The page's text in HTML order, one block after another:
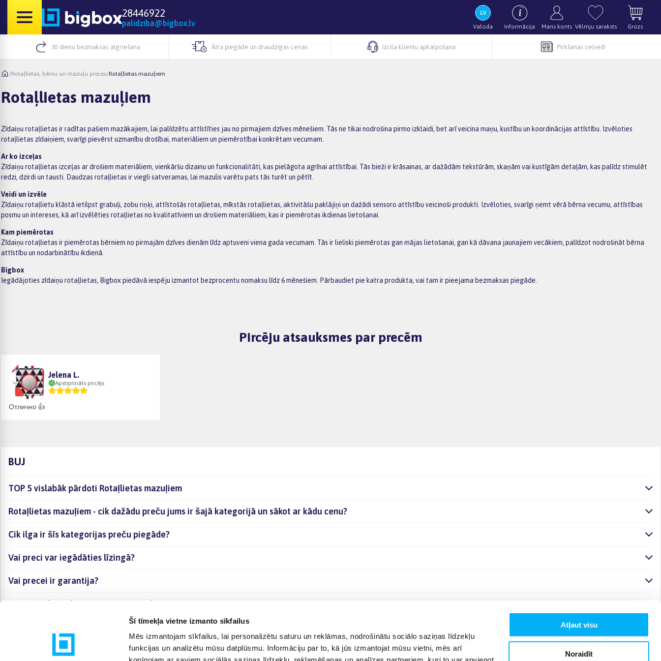
Šī tīmekļa vietne izmanto sīkfailus
Mēs izmantojam sīkfailus, lai personalizētu saturu un reklāmas, nodrošinātu sociālo saziņas līdzekļu
funkcijas un analizētu mūsu datplūsmu. Informāciju par to, kā jūs izmantojat mūsu vietni, mēs arī
Atļaut visu
Noraidīt
28446922
palidziba@bigbox.lv Valoda Informācija Mans konts Vēlmju saraksts Grozs
30 dienu bezmaksas atgriešana Ātra piegāde un draudzīgas cenas Izcila klientu apkalpošana Pirkšanas ceļveži
/Rotaļlietas, bērnu un mazuļu preces/Rotaļlietas mazuļiem
Rotaļlietas mazuļiem
Zīdaiņu rotaļlietas ir radītas pašiem mazākajiem, lai palīdzētu attīstīties jau no pirmajiem dzīves mēnešiem. Tās ne tikai nodrošina pirmo izklaidi, bet arī veicina maņu, kustību un koordinācijas attīstību. Izvēloties
rotaļlietas zīdaiņiem, svarīgi pievērst uzmanību drošībai, materiāliem un piemērotībai konkrētam vecumam.
Ar ko izceļas
Zīdaiņu rotaļlietas izceļas ar drošiem materiāliem, vienkāršu dizainu un funkcionalitāti, kas pielāgota agrīnai attīstībai. Tās bieži ir krāsainas, ar dažādām tekstūrām, skaņām vai kustīgām detaļām, kas palīdz stimulēt
redzi, dzirdi un tausti. Daudzas rotaļlietas ir viegli satveramas, lai mazulis varētu pats tās turēt un pētīt.
Veidi un izvēle
Zīdaiņu rotaļlietu klāstā ietilpst grabuļi, zobu riņķi, attīstošās rotaļlietas, mīkstās rotaļlietas, aktivitāšu paklājiņi un dažādi sensoro attīstību veicinoši produkti. Izvēloties, svarīgi ņemt vērā bērna vecumu, attīstības
posmu un intereses, kā arī izvēlēties rotaļlietas no kvalitatīviem un drošiem materiāliem, kas ir piemērotas ikdienas lietošanai.
Kam piemērotas
Zīdaiņu rotaļlietas ir piemērotas bērniem no pirmajām dzīves dienām līdz aptuveni viena gada vecumam. Tās ir lieliski piemērotas gan mājas lietošanai, gan kā dāvana jaunajiem vecākiem, palīdzot nodrošināt bērna
attīstību un nodarbinātību ikdienā.
Bigbox
Iegādājoties zīdaiņu rotaļlietas, Bigbox piedāvā iespēju izmantot bezprocentu nomaksu līdz 6 mēnešiem. Pārbaudiet pie katra produkta, vai tam ir pieejama bezmaksas piegāde.
Pircēju atsauksmes par precēm
Jelena L.
Apstiprināts pircējs
Отлично 👍
BUJ
TOP 5 vislabāk pārdoti Rotaļlietas mazuļiem
Rotaļlietas mazuļiem - cik dažādu preču jums ir šajā kategorijā un sākot ar kādu cenu?
Cik ilga ir šīs kategorijas preču piegāde?
Vai preci var iegādāties līzingā?
Vai precei ir garantija?
Kā visērtāk izvēlēties sev piemērotāko preci?